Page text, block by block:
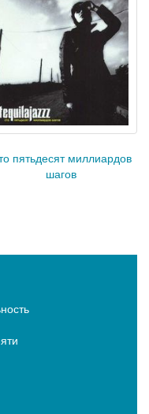
пятьдесят миллиардов
шагов